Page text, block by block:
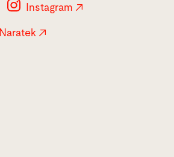
Instagram
Naratek